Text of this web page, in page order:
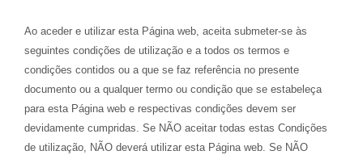
Ao aceder e utilizar esta Página web, aceita submeter-se às
seguintes condições de utilização e a todos os termos e
condições contidos ou a que se faz referência no presente
documento ou a qualquer termo ou condição que se estabeleça
para esta Página web e respectivas condições devem ser
devidamente cumpridas. Se NÃO aceitar todas estas Condições
de utilização, NÃO deverá utilizar esta Página web. Se NÃO